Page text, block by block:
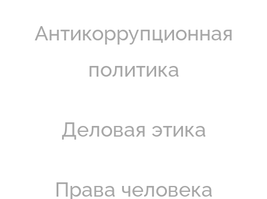
Антикоррупционная
политика
Деловая этика
Права человека